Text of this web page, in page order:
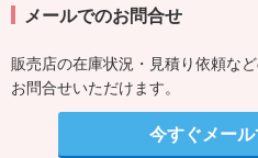
メールでのお問合せ
販売店の在庫状況・見積り依頼な
お問合せいただけます。
今すぐメー